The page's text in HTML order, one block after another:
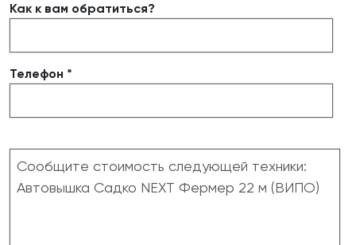
Как к вам обратиться?
Телефон *